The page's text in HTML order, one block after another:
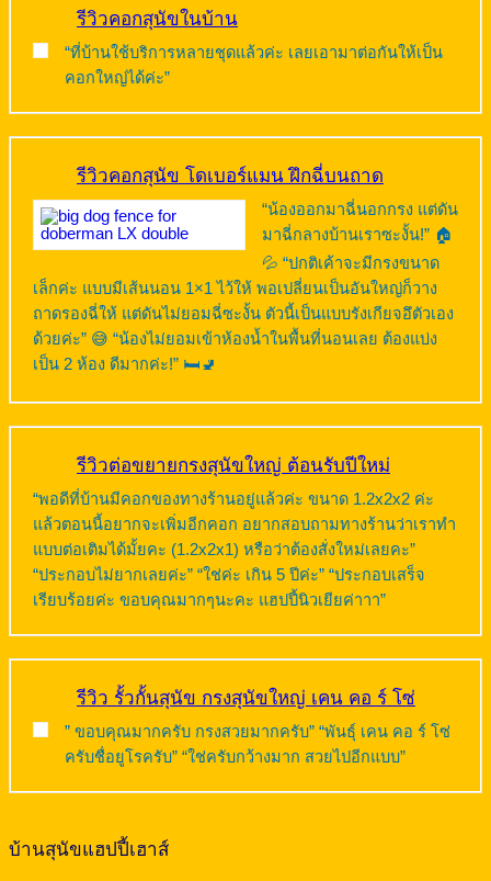
รีวิวคอกสุนัขในบ้าน
“ที่บ้านใช้บริการหลายชุดแล้วค่ะ เลยเอามาต่อกันให้เป็น
คอกใหญ่ได้ค่ะ”
รีวิวคอกสุนัข โดเบอร์แมน ฝึกฉี่บนถาด
“น้องออกมาฉี่นอกกรง แต่ดัน
มาฉี่กลางบ้านเราซะงั้น!” 🏠
💦 “ปกติเค้าจะมีกรงขนาด
เล็กค่ะ แบบมีเส้นนอน 1×1 ไว้ให้ พอเปลี่ยนเป็นอันใหญ่ก็วาง
ถาดรองฉี่ให้ แต่ดันไม่ยอมฉี่ซะงั้น ตัวนี้เป็นแบบรังเกียจอึตัวเอง
ด้วยค่ะ” 😅 “น้องไม่ยอมเข้าห้องน้ำในพื้นที่นอนเลย ต้องแบ่ง
เป็น 2 ห้อง ดีมากค่ะ!” 🛏️🚽
รีวิวต่อขยายกรงสุนัขใหญ่ ต้อนรับปีใหม่
“พอดีที่บ้านมีคอกของทางร้านอยู่แล้วค่ะ ขนาด 1.2x2x2 ค่ะ
แล้วตอนนี้อยากจะเพิ่มอีกคอก อยากสอบถามทางร้านว่าเราทำ
แบบต่อเติมได้มั้ยคะ (1.2x2x1) หรือว่าต้องสั่งใหม่เลยคะ”
“ประกอบไม่ยากเลยค่ะ” “ใช่ค่ะ เกิน 5 ปีค่ะ” “ประกอบเสร็จ
เรียบร้อยค่ะ ขอบคุณมากๆนะคะ แฮปปี้นิวเยียค่าาา”
รีวิว รั้วกั้นสุนัข กรงสุนัขใหญ่ เคน คอ ร์ โซ่
” ขอบคุณมากครับ กรงสวยมากครับ” “พันธุ์ เคน คอ ร์ โซ่
ครับชื่อยูโรครับ” “ใช่ครับกว้างมาก สวยไปอีกแบบ”
บ้านสุนัขแฮปปี้เฮาส์